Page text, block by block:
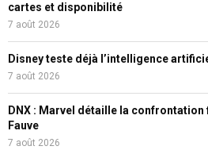
cartes et disponibilité
7 août 2026
Disney teste déjà l’intelligence
7 août 2026
DNX : Marvel détaille la confrontation
Fauve
7 août 2026